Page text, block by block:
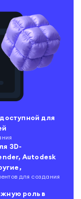
для
3D-
Autodesk
для создания
роль в